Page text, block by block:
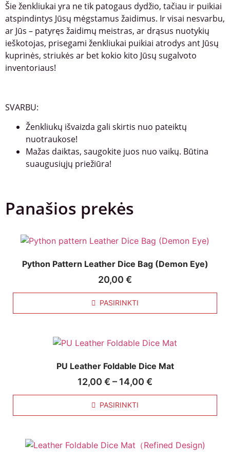
Šie ženkliukai yra ne tik patogaus dydžio, tačiau ir puikiai
atspindintys Jūsų mėgstamus žaidimus. Ir visai nesvarbu,
ar Jūs – patyręs žaidimų meistras, ar drąsus nuotykių
ieškotojas, prisegami ženkliukai puikiai atrodys ant Jūsų
kuprinės, striukės ar bet kokio kito Jūsų sugalvoto
inventoriaus!
SVARBU:
Ženkliukų išvaizda gali skirtis nuo pateiktų
nuotraukose!
Mažas daiktas, saugokite juos nuo vaikų. Būtina
suaugusiųjų priežiūra!
Panašios prekės
Python Pattern Leather Dice Bag (Demon Eye)
20,00 €
PASIRINKTI
PU Leather Foldable Dice Mat
12,00 € – 14,00 €
PASIRINKTI